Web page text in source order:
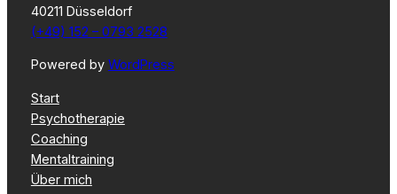
40211 Düsseldorf
(+49) 152 – 0793 2528
Powered by WordPress
Start
Psychotherapie
Coaching
Mentaltraining
Über mich